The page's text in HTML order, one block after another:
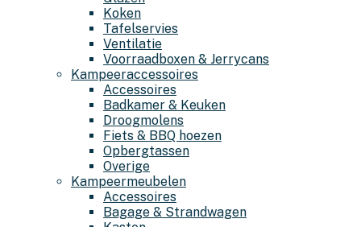
Koken
Tafelservies
Ventilatie
Voorraadboxen & Jerrycans
Kampeeraccessoires
Accessoires
Badkamer & Keuken
Droogmolens
Fiets & BBQ hoezen
Opbergtassen
Overige
Kampeermeubelen
Accessoires
Bagage & Strandwagen